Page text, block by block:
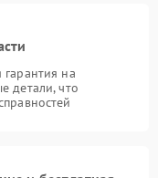
на
детали, что